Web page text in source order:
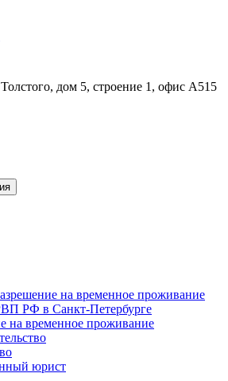
дом 5, строение 1, офис А515
на временное проживание
РФ в Санкт-Петербурге
на временное проживание
юрист